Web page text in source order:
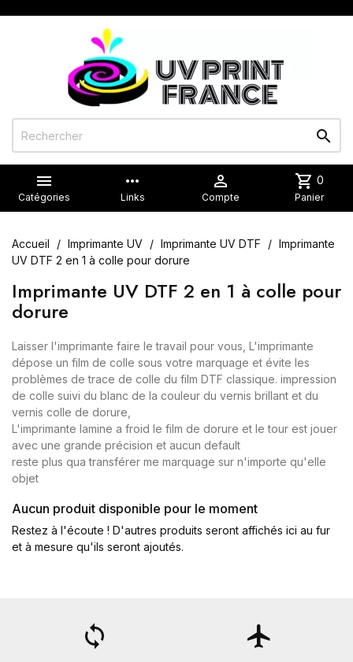


Catégories
more_horiz
Links

Compte
shopping_cart 0
Panier
Accueil Imprimante UV Imprimante UV DTF
Imprimante
UV DTF 2 en 1 à colle pour dorure
Imprimante UV DTF 2 en 1 à colle pour
dorure
Laisser l'imprimante faire le travail pour vous, L'imprimante
dépose un film de colle sous votre marquage et évite les
problèmes de trace de colle du film DTF classique. impression
de colle suivi du blanc de la couleur du vernis brillant et du
vernis colle de dorure,
L'imprimante lamine a froid le film de dorure et le tour est jouer
avec une grande précision et aucun default
reste plus qua transférer me marquage sur n'importe qu'elle
objet
Aucun produit disponible pour le moment
Restez à l'écoute ! D'autres produits seront affichés ici au fur
et à mesure qu'ils seront ajoutés.
loop flight